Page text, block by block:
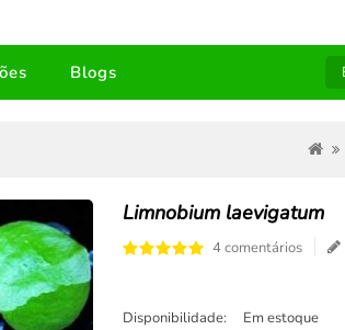
Blogs
Limnobium laevigatum
4 comentários
Disponibilidade: Em estoque